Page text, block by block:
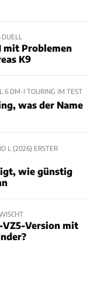
mit Problemen
K9
6 DM-I TOURING IM TEST
was der Name
L (2026) ERSTER
wie günstig
VZ5-Version mit